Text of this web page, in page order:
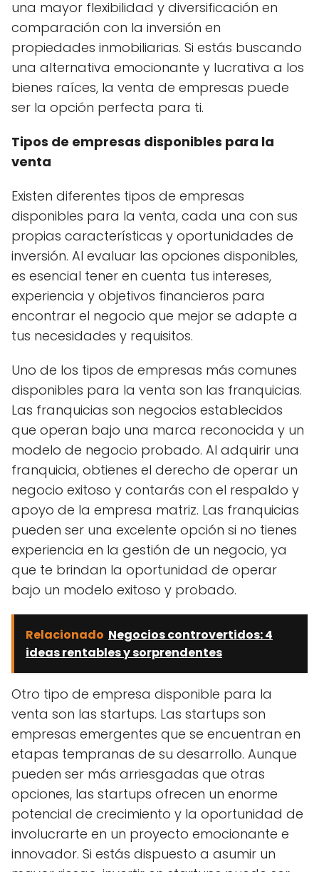
una mayor flexibilidad y diversificación en
comparación con la inversión en
propiedades inmobiliarias. Si estás buscando
una alternativa emocionante y lucrativa a los
bienes raíces, la venta de empresas puede
ser la opción perfecta para ti.
Tipos de empresas disponibles para la
venta
Existen diferentes tipos de empresas
disponibles para la venta, cada una con sus
propias características y oportunidades de
inversión. Al evaluar las opciones disponibles,
es esencial tener en cuenta tus intereses,
experiencia y objetivos financieros para
encontrar el negocio que mejor se adapte a
tus necesidades y requisitos.
Uno de los tipos de empresas más comunes
disponibles para la venta son las franquicias.
Las franquicias son negocios establecidos
que operan bajo una marca reconocida y un
modelo de negocio probado. Al adquirir una
franquicia, obtienes el derecho de operar un
negocio exitoso y contarás con el respaldo y
apoyo de la empresa matriz. Las franquicias
pueden ser una excelente opción si no tienes
experiencia en la gestión de un negocio, ya
que te brindan la oportunidad de operar
bajo un modelo exitoso y probado.
Relacionado Negocios controvertidos: 4
ideas rentables y sorprendentes
Otro tipo de empresa disponible para la
venta son las startups. Las startups son
empresas emergentes que se encuentran en
etapas tempranas de su desarrollo. Aunque
pueden ser más arriesgadas que otras
opciones, las startups ofrecen un enorme
potencial de crecimiento y la oportunidad de
involucrarte en un proyecto emocionante e
innovador. Si estás dispuesto a asumir un